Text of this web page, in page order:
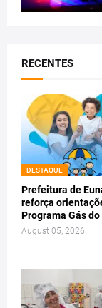
RECENTES
DESTAQUE
Prefeitura de
reforça
Programa Gás do
August 05, 2026